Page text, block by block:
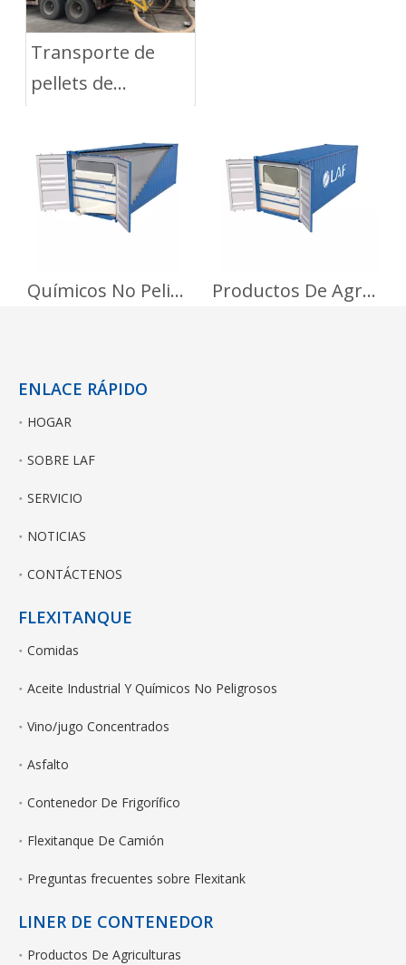
Transporte de
pellets de
Bulk Liner
Químicos No Peligrosos Productos De Agriculturas
ENLACE RÁPIDO
HOGAR
SOBRE LAF
SERVICIO
NOTICIAS
CONTÁCTENOS
FLEXITANQUE
Comidas
Aceite Industrial Y Químicos No Peligrosos
Vino/jugo Concentrados
Asfalto
Contenedor De Frigorífico
Flexitanque De Camión
Preguntas frecuentes sobre Flexitank
LINER DE CONTENEDOR
Productos De Agriculturas